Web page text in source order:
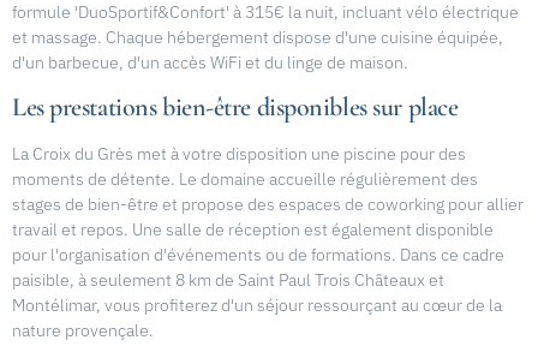
formule 'DuoSportif&Confort' à 315€ la nuit, incluant vélo électrique
et massage. Chaque hébergement dispose d'une cuisine équipée,
d'un barbecue, d'un accès WiFi et du linge de maison.
Les prestations bien-être disponibles sur place
La Croix du Grès met à votre disposition une piscine pour des
moments de détente. Le domaine accueille régulièrement des
stages de bien-être et propose des espaces de coworking pour allier
travail et repos. Une salle de réception est également disponible
pour l'organisation d'événements ou de formations. Dans ce cadre
paisible, à seulement 8 km de Saint Paul Trois Châteaux et
Montélimar, vous profiterez d'un séjour ressourçant au cœur de la
nature provençale.